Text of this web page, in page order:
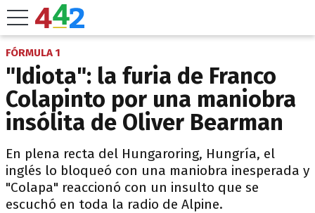
FÓRMULA 1
"Idiota": la furia de Franco
Colapinto por una maniobra
insólita de Oliver Bearman
En plena recta del Hungaroring, Hungría, el
inglés lo bloqueó con una maniobra inesperada y
"Colapa" reaccionó con un insulto que se
escuchó en toda la radio de Alpine.